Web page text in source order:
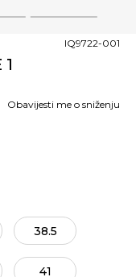
4
IQ9722-001
Obavijesti me o sniženju
38.5
41